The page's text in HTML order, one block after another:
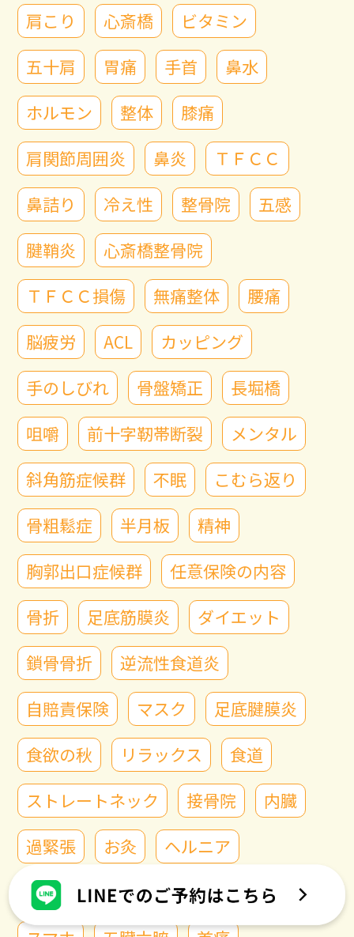
肩こり
心斎橋
ビタミン
五十肩
胃痛 手首
鼻水
ホルモン
整体
膝痛
肩関節周囲炎
鼻炎
ＴＦＣＣ
鼻詰り
冷え性 整骨院
五感
腱鞘炎
心斎橋整骨院
ＴＦＣＣ損傷
無痛整体
腰痛
脳疲労
ACL
カッピング
手のしびれ
骨盤矯正
長堀橋
咀嚼
前十字靭帯断裂
メンタル
斜角筋症候群
不眠
こむら返り
骨粗鬆症
半月板
精神
胸郭出口症候群
任意保険の内容
骨折
足底筋膜炎
ダイエット
鎖骨骨折
逆流性食道炎
自賠責保険
マスク
足底腱膜炎
食欲の秋
リラックス
食道
ストレートネック
接骨院
内臓
過緊張
お灸
ヘルニア
むち打ち
猫背矯正
首こり